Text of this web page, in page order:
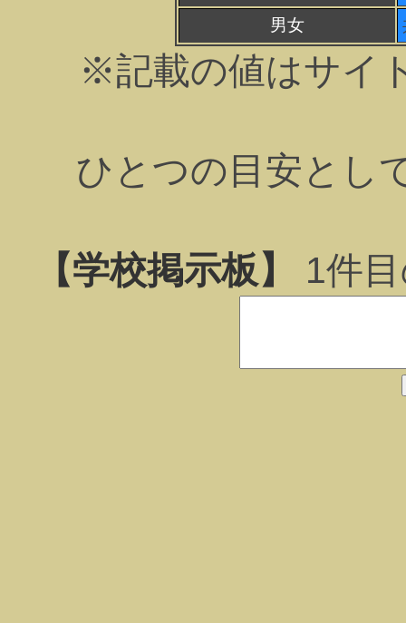
男女
※記載の値はサイ
ひとつの目安とし
【学校掲示板】 1件